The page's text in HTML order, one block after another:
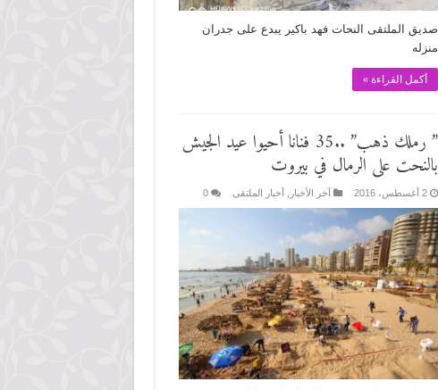
صديق الملتقى النحات فهد باكير يبدع على جدران
منزله
أكمل القراءة »
” رملك ذهب” ..35 فنانا أحيوا عيد الجيش
بالنحت على الرمال في بيروت
2 أغسطس، 2016 آخر الأخبار أخبار الملتقى 0